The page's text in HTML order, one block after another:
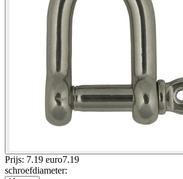
Prijs: 7.19 euro7.19
schroefdiameter: